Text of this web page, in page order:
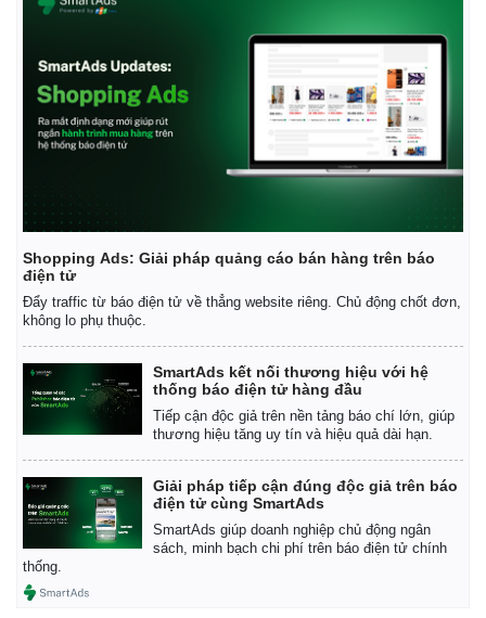
Shopping Ads: Giải pháp quảng cáo bán hàng trên báo
điện tử
Đẩy traffic từ báo điện tử về thẳng website riêng. Chủ động chốt đơn,
không lo phụ thuộc.
SmartAds kết nối thương hiệu với hệ
thống báo điện tử hàng đầu
Tiếp cận độc giả trên nền tảng báo chí lớn, giúp
thương hiệu tăng uy tín và hiệu quả dài hạn.
Giải pháp tiếp cận đúng độc giả trên báo
điện tử cùng SmartAds
SmartAds giúp doanh nghiệp chủ động ngân
sách, minh bạch chi phí trên báo điện tử chính
thống.